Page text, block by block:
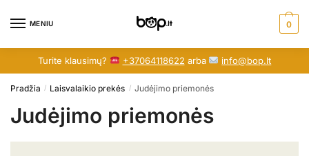
MENIU 0
Turite klausimų? +37064118622 arba info@bop.lt
Pradžia / Laisvalaikio prekės / Judėjimo priemonės
Judėjimo priemonės